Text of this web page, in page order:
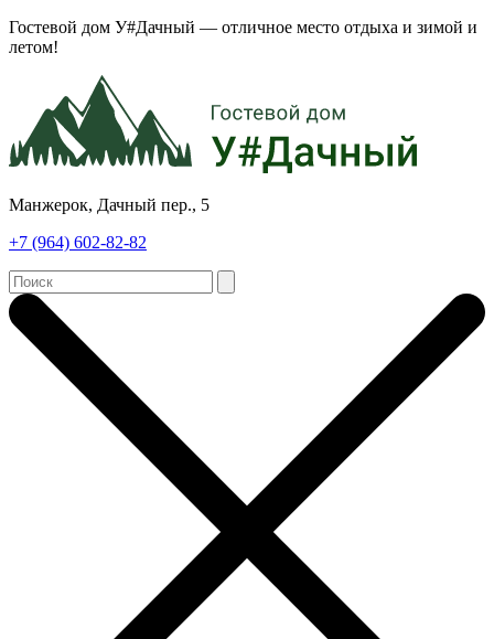
Гостевой дом У#Дачный — отличное место отдыха и зимой и
летом!
Манжерок, Дачный пер., 5
+7 (964) 602-82-82